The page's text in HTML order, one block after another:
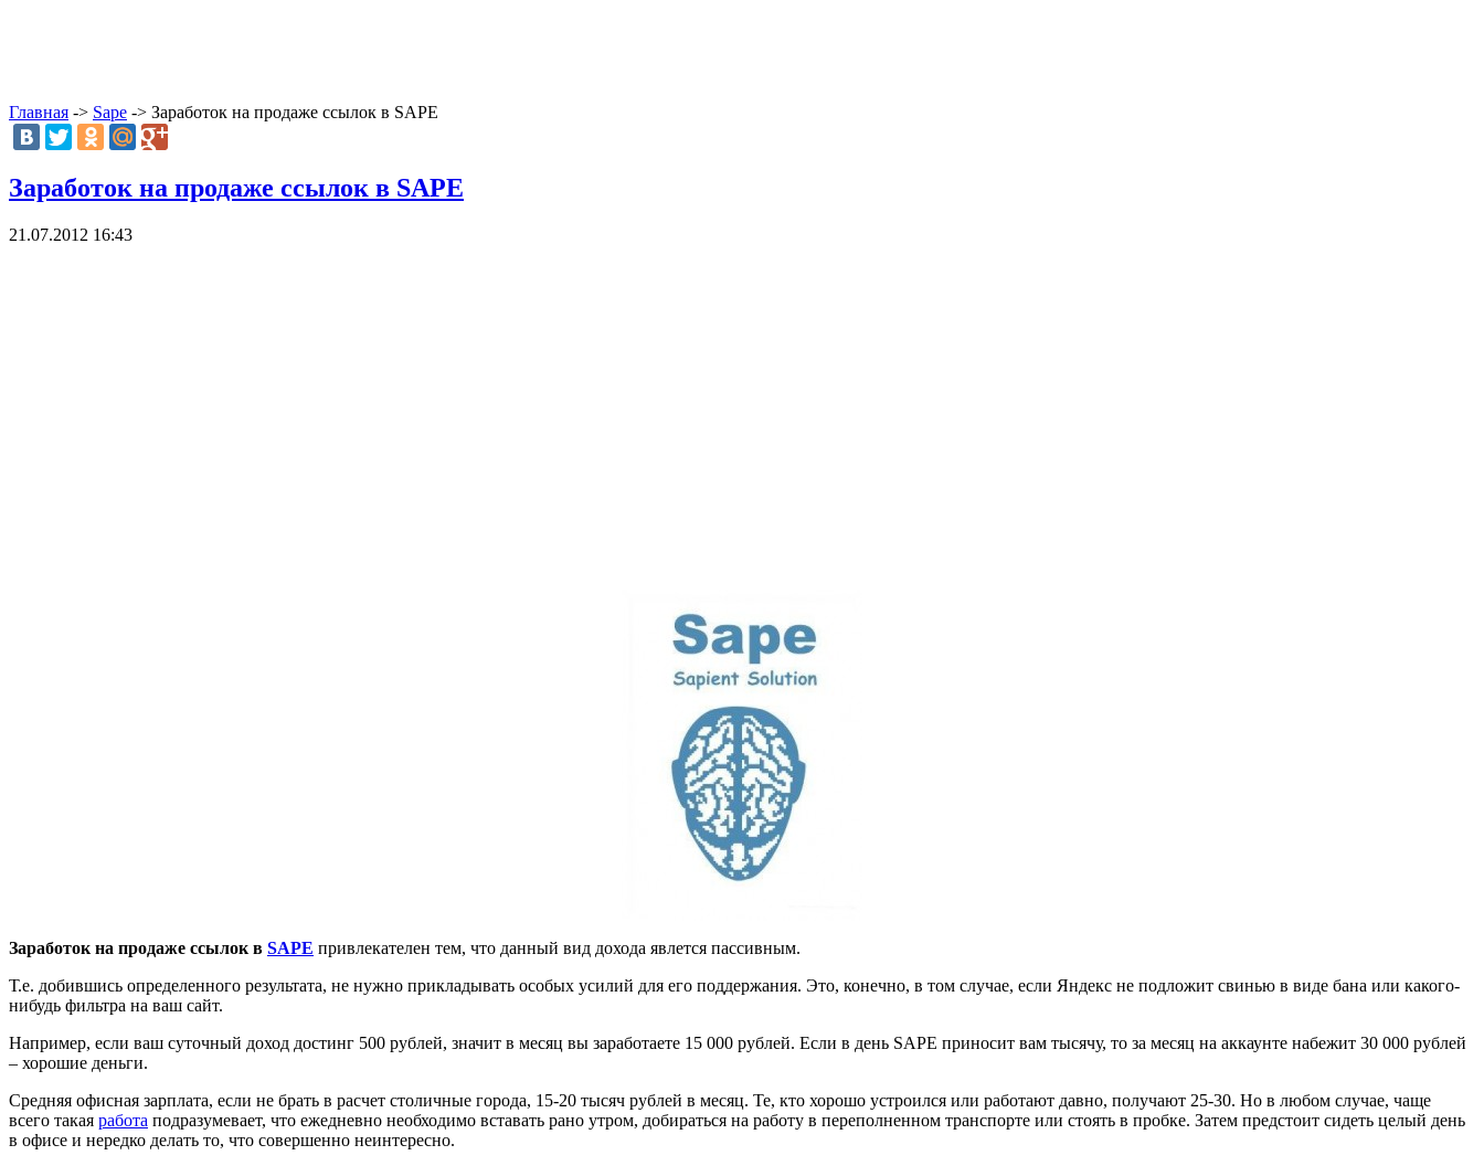
Главная -> Sape -> Заработок на продаже ссылок в SAPE
Заработок на продаже ссылок в SAPE
21.07.2012 16:43
Заработок на продаже ссылок в SAPE привлекателен тем, что данный вид дохода явлется пассивным.
Т.е. добившись определенного результата, не нужно прикладывать особых усилий для его поддержания. Это, конечно, в том случае, если Яндекс не подложит свинью в виде бана или какого-
нибудь фильтра на ваш сайт.
Например, если ваш суточный доход достинг 500 рублей, значит в месяц вы заработаете 15 000 рублей. Если в день SAPE приносит вам тысячу, то за месяц на аккаунте набежит 30 000 рублей
– хорошие деньги.
Средняя офисная зарплата, если не брать в расчет столичные города, 15-20 тысяч рублей в месяц. Те, кто хорошо устроился или работают давно, получают 25-30. Но в любом случае, чаще
всего такая работа подразумевает, что ежедневно необходимо вставать рано утром, добираться на работу в переполненном транспорте или стоять в пробке. Затем предстоит сидеть целый день
в офисе и нередко делать то, что совершенно неинтересно.